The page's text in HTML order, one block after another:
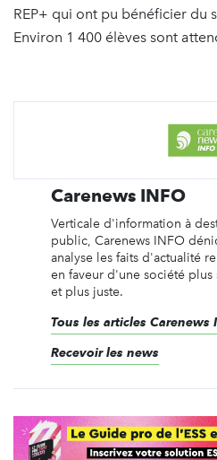
REP+ qui ont pu bénéficier du
Environ 1 400 élèves sont
Carenews INFO
Verticale d'information à
public, Carenews INFO
analyse les faits d'actualité
en faveur d'une société
et plus juste.
Tous les articles Carenews
Recevoir les news